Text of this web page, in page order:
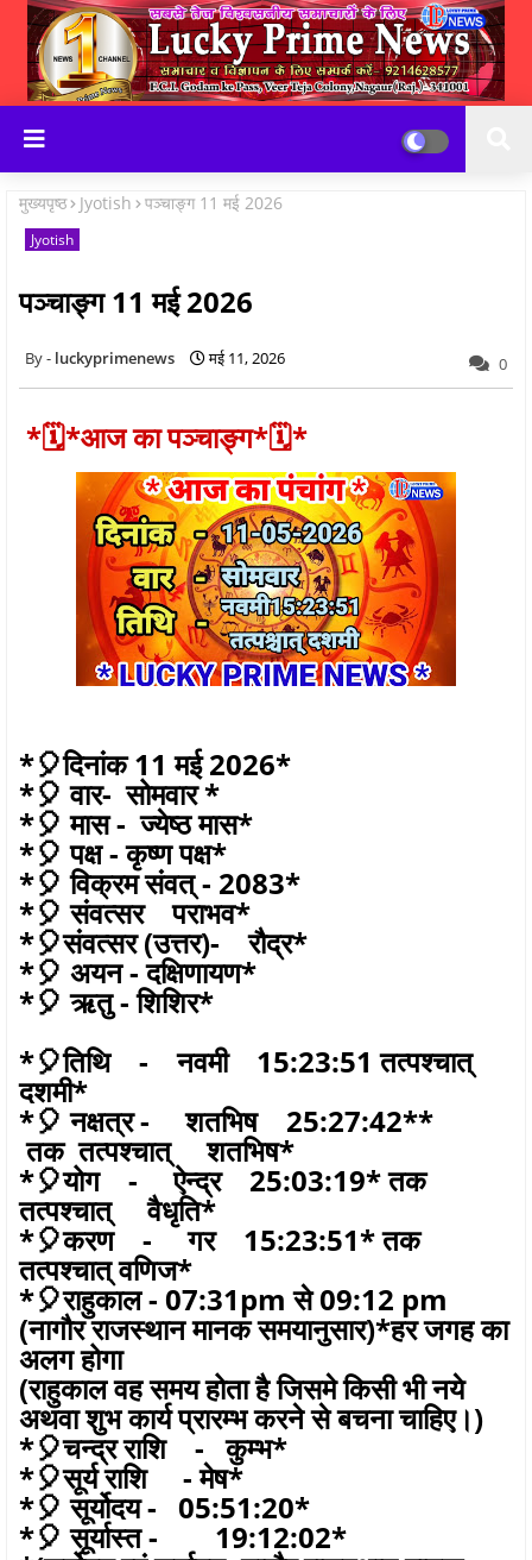
मुख्यपृष्ठ Jyotish पञ्चाङ्ग 11 मई 2026
Jyotish
पञ्चाङ्ग 11 मई 2026
luckyprimenews मई 11, 2026 0
*🗓*आज का पञ्चाङ्ग*🗓*
*🎈दिनांक 11 मई 2026*
*🎈 वार- सोमवार *
*🎈 मास - ज्येष्ठ मास*
*🎈 पक्ष - कृष्ण पक्ष*
*🎈 विक्रम संवत् - 2083*
*🎈 संवत्सर पराभव*
*🎈संवत्सर (उत्तर)- रौद्र*
*🎈 अयन - दक्षिणायण*
*🎈 ऋतु - शिशिर*
*🎈तिथि - नवमी 15:23:51 तत्पश्चात्
दशमी*
*🎈 नक्षत्र - शतभिष 25:27:42**
तक तत्पश्चात् शतभिष*
*🎈योग - ऐन्द्र 25:03:19* तक
तत्पश्चात् वैधृति*
*🎈करण - गर 15:23:51* तक
तत्पश्चात् वणिज*
*🎈राहुकाल - 07:31pm से 09:12 pm
(नागौर राजस्थान मानक समयानुसार)*हर जगह का
अलग होगा
(राहुकाल वह समय होता है जिसमे किसी भी नये
अथवा शुभ कार्य प्रारम्भ करने से बचना चाहिए।)
*🎈चन्द्र राशि - कुम्भ*
*🎈सूर्य राशि - मेष*
*🎈 सूर्योदय - 05:51:20*
*🎈 सूर्यास्त - 19:12:02*